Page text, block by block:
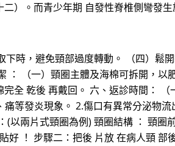
）。而青少年期 自發性脊椎側彎發
下時，避免頸部過度轉動。 （四）
： （一）頸圈主體及海棉可拆開，
全 乾後 再戴回。 六、返診時間：
等發炎現象。 2.傷口有異常分泌物流
以兩片式頸圈為例) 頸圈結構 ： 頸
好 ！ 步驟二：把後 片放 在病人頸